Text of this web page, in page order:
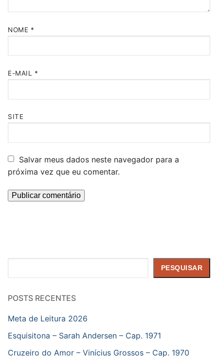
NOME *
E-MAIL *
SITE
Salvar meus dados neste navegador para a
próxima vez que eu comentar.
PESQUISAR
POSTS RECENTES
Meta de Leitura 2026
Esquisitona – Sarah Andersen – Cap. 1971
Cruzeiro do Amor – Vinícius Grossos – Cap. 1970